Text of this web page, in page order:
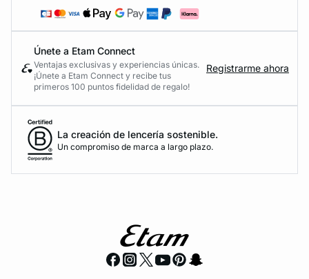
Únete a Etam Connect
Ventajas exclusivas y experiencias únicas.
¡Únete a Etam Connect y recibe tus
primeros 100 puntos fidelidad de regalo!
Registrarme ahora
La creación de lencería sostenible.
Un compromiso de marca a largo plazo.